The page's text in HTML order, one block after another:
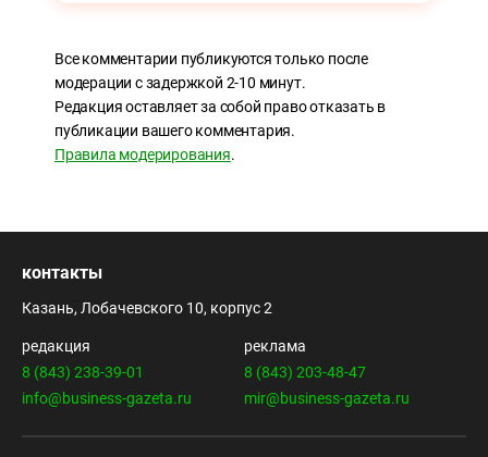
Все комментарии публикуются только после
модерации с задержкой 2-10 минут.
Редакция оставляет за собой право отказать в
публикации вашего комментария.
Правила модерирования.
контакты
Казань, Лобачевского 10, корпус 2
редакция
8 (843) 238-39-01
info@business-gazeta.ru
реклама
8 (843) 203-48-47
mir@business-gazeta.ru